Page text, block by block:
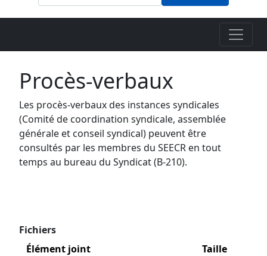
Procès-verbaux
Les procès-verbaux des instances syndicales
(Comité de coordination syndicale, assemblée
générale et conseil syndical) peuvent être
consultés par les membres du SEECR en tout
temps au bureau du Syndicat (B-210).
Fichiers
Élément joint
Taille